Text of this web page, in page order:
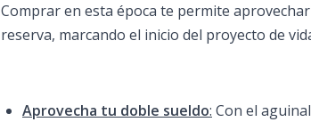
Comprar en esta época te permite
reserva, marcando el inicio del proyecto de
Aprovecha tu doble sueldo: Con el